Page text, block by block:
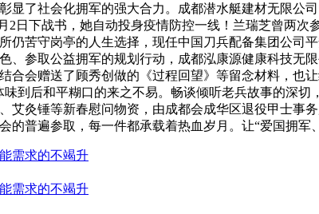
显了社会化拥军的强大合力。成都潜水艇建材无限
2日下战书，她自动投身疫情防控一线！兰瑞芝曾两
仍苦守岗亭的人生选择，现任中国刀兵配备集团公
、参取公益拥军的规划行动，成都泓康源健康科技
合会赠送了顾秀创做的《过程回望》等留念材料，也
到后和平糊口的来之不易。畅谈倾听老兵故事的深
艾灸锤等新春慰问物资，由成都会成华区退役甲士事
的普遍参取，每一件都承载着热血岁月。让“爱国拥军
需求的不竭升
需求的不竭升